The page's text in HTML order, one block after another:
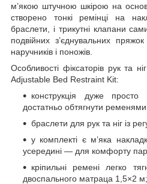
м’якою штучною шкірою на
створено тонкі ремінці на
браслети, і трикутні клапани
подвійних з’єднувальних
наручників і поножів.
Особливості фіксаторів рук та
Adjustable Bed Restraint Kit:
конструкція дуже
достатньо обтягнути
браслети для рук та ніг із
у комплекті є м’яка
усередині — для комфорту
кріпильні ремені легко
двоспального матраца 1,5×2 м;